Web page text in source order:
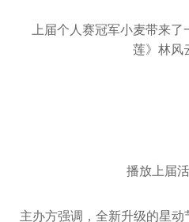
上届个人赛冠军小麦带来
莲》林风
播放上届
主办方强调，全新升级的星